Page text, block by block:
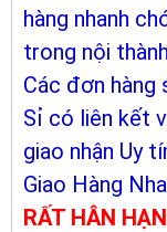
hàng nhanh
trong nội
Các đơn hàng
Sỉ có liên kết
giao nhận Uy
Giao Hàng
RẤT HÂN